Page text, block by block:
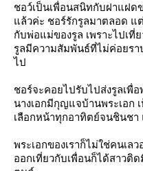
ชอว์เป็นเพื่อนสนิทกับฝาแฝด
ล้วค่ะ ชอร์รักรูลมาตลอด แ
กับพ่อแม่ของรูล เพราะไปเ
รูลมีความสัมพันธ์ที่ไม่ค่อยร
ไป
ชอร์จะคอยไปรับไปส่งรูลเพื่
นางเอกมีกุญแจบ้านพระเอก
เลือกหน้าทุกอาทิตย์จนชินชา
พระเอกของเราก็ไม่ใช่คนเ
ออกเที่ยวกับเพื่อนก็ได้สาวติ